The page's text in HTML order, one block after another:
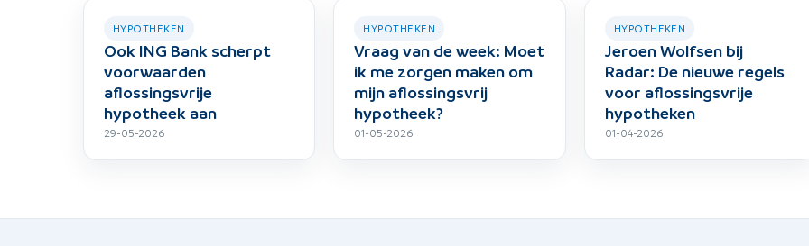
HYPOTHEKEN
Ook ING Bank scherpt
voorwaarden
aflossingsvrije
hypotheek aan
29-05-2026
HYPOTHEKEN
Vraag van de week: Moet
ik me zorgen maken om
mijn aflossingsvrij
hypotheek?
01-05-2026
HYPOTHEKEN
Jeroen Wolfsen bij
Radar: De nieuwe regels
voor aflossingsvrije
hypotheken
01-04-2026